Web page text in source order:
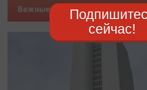
Важные новости
сейчас!